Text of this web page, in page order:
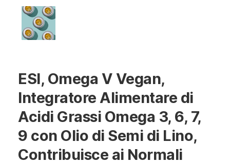
ESI, Omega V Vegan,
Integratore Alimentare di
Acidi Grassi Omega 3, 6, 7,
9 con Olio di Semi di Lino,
Contribuisce ai Normali